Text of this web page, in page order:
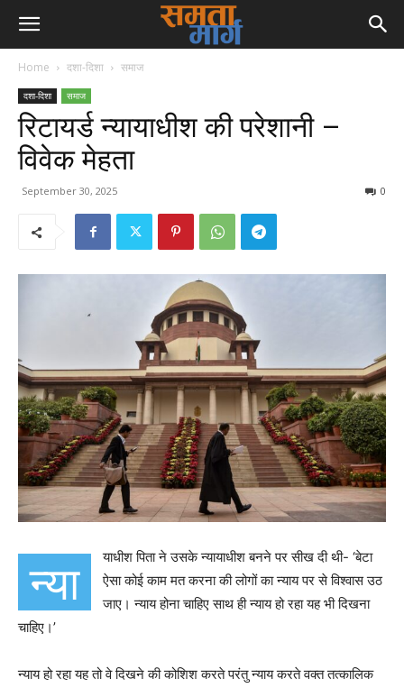
Home दशा-दिशा समाज
दशा-दिशा समाज
रिटायर्ड न्यायाधीश की परेशानी –
विवेक मेहता
September 30, 2025 0
न्या
याधीश पिता ने उसके न्यायाधीश बनने पर सीख दी थी- ‘बेटा
ऐसा कोई काम मत करना की लोगों का न्याय पर से विश्वास उठ
जाए। न्याय होना चाहिए साथ ही न्याय हो रहा यह भी दिखना
चाहिए।’
न्याय हो रहा यह तो वे दिखने की कोशिश करते परंतु न्याय करते वक्त तत्कालिक